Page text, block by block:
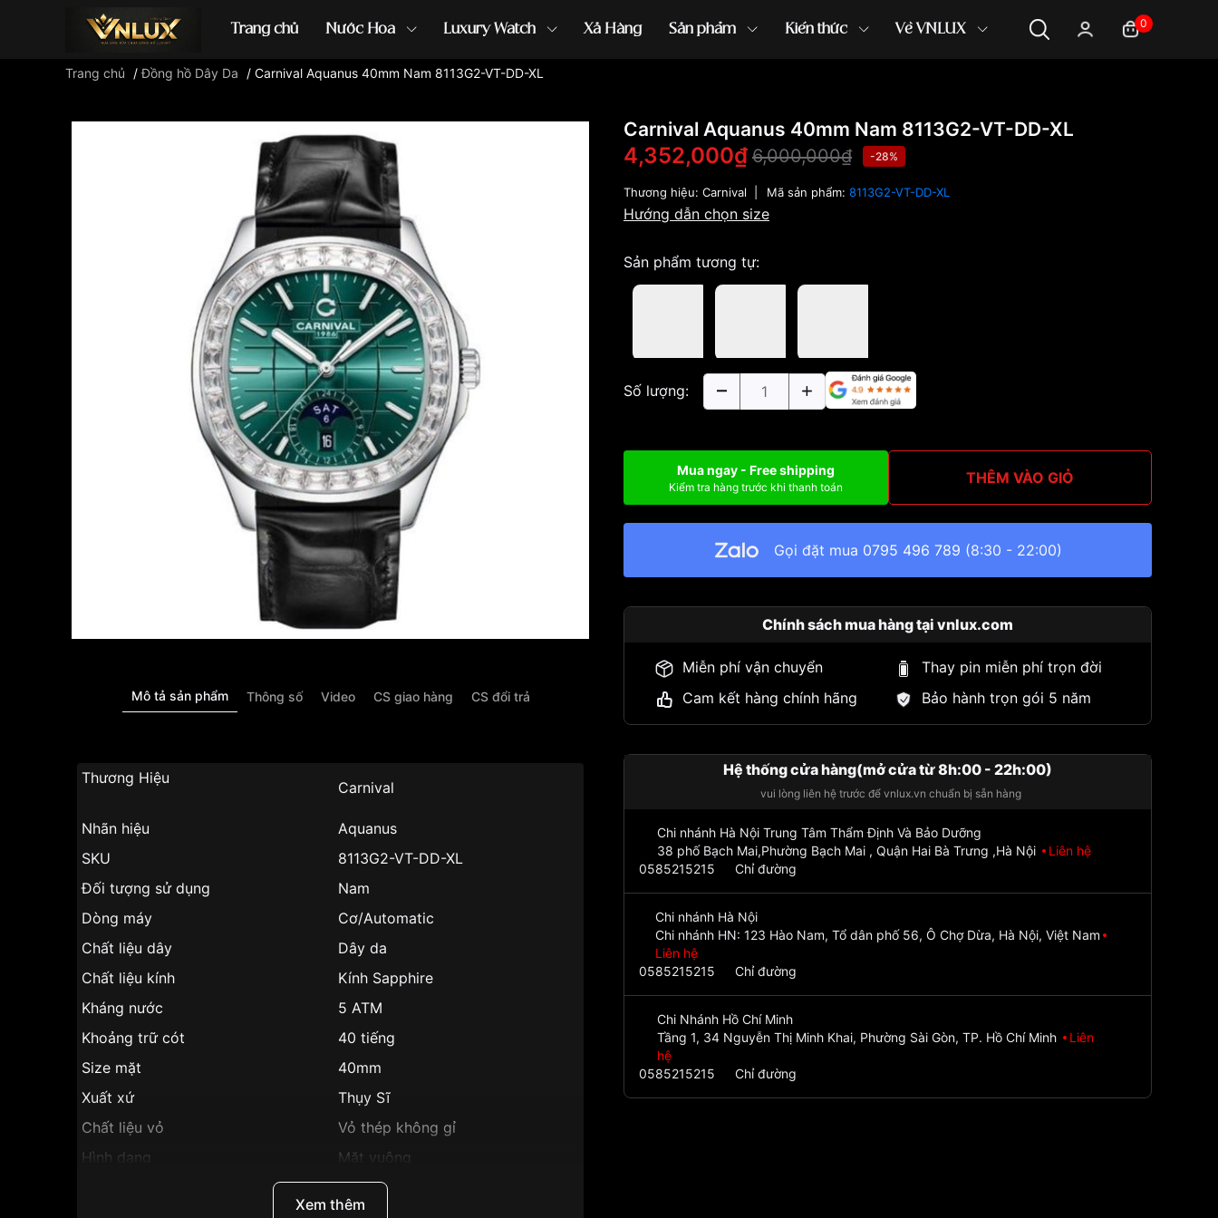
Trang chủ Nước Hoa Luxury Watch Xả Hàng Sản phẩm Kiến thức Về VNLUX 0
Đồng hồ casio đồng hồ G-Shock đồng hồ Orient ...
Trang chủ /Đồng hồ Dây Da / Carnival Aquanus 40mm Nam 8113G2-VT-DD-XL
Mô tả sản phẩm Thông số Video CS giao hàng CS đổi trả
Thương Hiệu
Carnival
Nhãn hiệu
Aquanus
SKU
8113G2-VT-DD-XL
Đối tượng sử dụng
Nam
Dòng máy
Cơ/Automatic
Chất liệu dây
Dây da
Chất liệu kính
Kính Sapphire
Kháng nước
5 ATM
Khoảng trữ cót
40 tiếng
Size mặt
40mm
Xuất xứ
Thụy Sĩ
Chất liệu vỏ
Vỏ thép không gỉ
Hình dạng
Mặt vuông
Màu bạc
Xem thêm
Carnival Aquanus 40mm Nam 8113G2-VT-DD-XL
4,352,000₫ 6,000,000₫ -28%
Thương hiệu: Carnival Mã sản phẩm: 8113G2-VT-DD-XL
Hướng dẫn chọn size
Sản phẩm tương tự:
Số lượng:
Mua ngay - Free shipping
Kiểm tra hàng trước khi thanh toán THÊM VÀO GIỎ
Gọi đặt mua 0795 496 789 (8:30 - 22:00)
Chính sách mua hàng tại vnlux.com
Miễn phí vận chuyển
Thay pin miễn phí trọn đời
Cam kết hàng chính hãng
Bảo hành trọn gói 5 năm
Hệ thống cửa hàng(mở cửa từ 8h:00 - 22h:00)
vui lòng liên hệ trước để vnlux.vn chuẩn bị sẵn hàng
Chi nhánh Hà Nội Trung Tâm Thẩm Định Và Bảo Dưỡng
38 phố Bạch Mai,Phường Bạch Mai , Quận Hai Bà Trưng ,Hà Nội
Liên hệ
0585215215
Chỉ đường
Chi nhánh Hà Nội
Chi nhánh HN: 123 Hào Nam, Tổ dân phố 56, Ô Chợ Dừa, Hà Nội, Việt Nam
Liên hệ
0585215215
Chỉ đường
Chi Nhánh Hồ Chí Minh
Tầng 1, 34 Nguyễn Thị Minh Khai, Phường Sài Gòn, TP. Hồ Chí Minh
Liên
hệ
0585215215
Chỉ đường